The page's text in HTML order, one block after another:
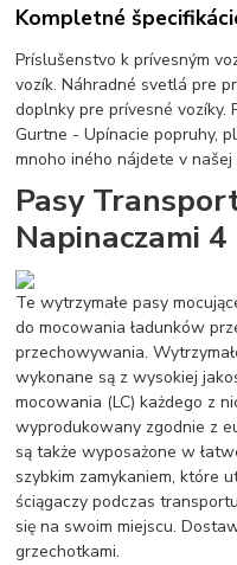
Kompletné
Príslušenstvo k prívesným
vozík. Náhradné svetlá pre
doplnky pre prívesné vozíky.
Gurtne - Upínacie popruhy,
mnoho iného nájdete v našej
Pasy
Napinaczami
Te wytrzymałe pasy
do mocowania ładunków
przechowywania.
wykonane są z wysokiej
mocowania (LC) każdego z
wyprodukowany zgodnie z
są także wyposażone w
szybkim zamykaniem, które
ściągaczy podczas
się na swoim miejscu.
grzechotkami.